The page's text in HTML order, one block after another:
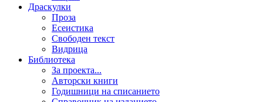
Драскулки
Проза
Есеистика
Свободен текст
Видрица
Библиотека
За проекта...
Авторски книги
Годишници на списанието